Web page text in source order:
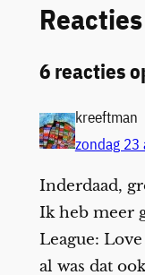
Reacties
6 reacties
kreeftman
zondag
Inderdaad,
Ik heb meer
League:
al was dat